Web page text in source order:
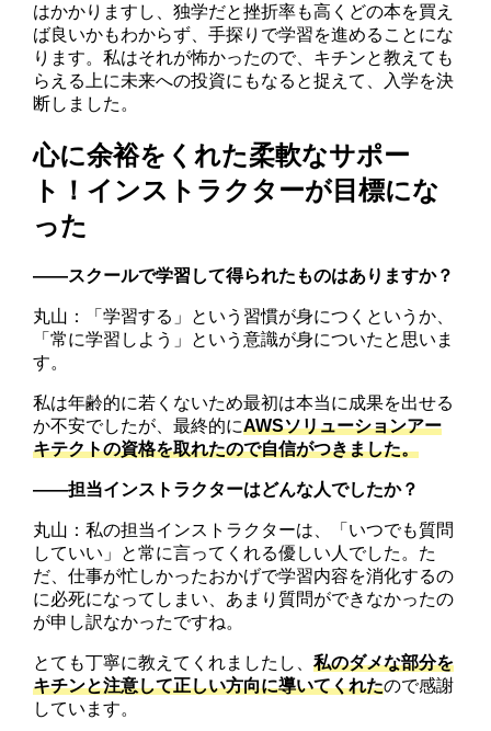
はかかりますし、独学だと挫折率も高くどの本を買え
ば良いかもわからず、手探りで学習を進めることにな
ります。私はそれが怖かったので、キチンと教えても
らえる上に未来への投資にもなると捉えて、入学を決
断しました。
心に余裕をくれた柔軟なサポー
ト！インストラクターが目標にな
った
――スクールで学習して得られたものはありますか？
丸山：「学習する」という習慣が身につくというか、
「常に学習しよう」という意識が身についたと思いま
す。
私は年齢的に若くないため最初は本当に成果を出せる
か不安でしたが、最終的にAWSソリューションアー
キテクトの資格を取れたので自信がつきました。
――担当インストラクターはどんな人でしたか？
丸山：私の担当インストラクターは、「いつでも質問
していい」と常に言ってくれる優しい人でした。た
だ、仕事が忙しかったおかげで学習内容を消化するの
に必死になってしまい、あまり質問ができなかったの
が申し訳なかったですね。
とても丁寧に教えてくれましたし、私のダメな部分を
キチンと注意して正しい方向に導いてくれたので感謝
しています。